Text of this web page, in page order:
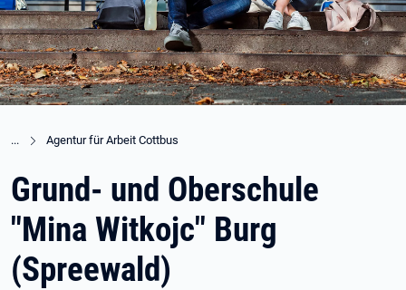
Agentur für Arbeit Cottbus
Grund- und Oberschule
"Mina Witkojc" Burg
(Spreewald)